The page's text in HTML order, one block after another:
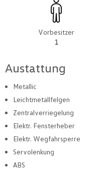
Vorbesitzer
1
Austattung
Metallic
Leichtmetallfelgen
Zentralverriegelung
Elektr. Fensterheber
Elektr. Wegfahrsperre
Servolenkung
ABS